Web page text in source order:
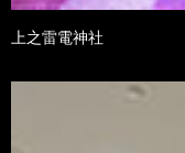
上之雷電神社